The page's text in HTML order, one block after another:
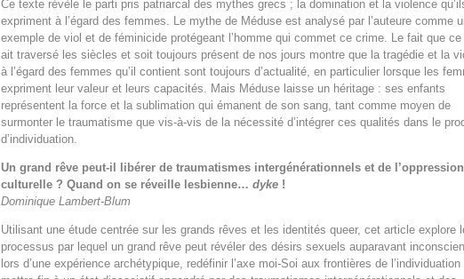
Ce texte révèle le parti pris patriarcal des mythes grecs ; la domination et la violence
expriment à l’égard des femmes. Le mythe de Méduse est analysé par l’auteure comme
exemple de viol et de féminicide protégeant l’homme qui commet ce crime. Le fait que
ait traversé les siècles et soit toujours présent de nos jours montre que la tragédie et la
à l’égard des femmes qu’il contient sont toujours d’actualité, en particulier lorsque les
expriment leur valeur et leurs capacités. Mais Méduse laisse un héritage : ses enfants
représentent la force et la sublimation qui émanent de son sang, tant comme moyen de
surmonter le traumatisme que vis-à-vis de la nécessité d’intégrer ces qualités dans le
d’individuation.
Un grand rêve peut-il libérer de traumatismes intergénérationnels et de l’oppression
culturelle ? Quand on se réveille lesbienne…dyke !
Dominique Lambert-Blum
Utilisant une étude centrée sur les grands rêves et les identités queer, cet article explore
processus par lequel un grand rêve peut révéler des désirs sexuels auparavant
lors d’une expérience archétypique, redéfinir l’axe moi-Soi aux frontières de l’individuation